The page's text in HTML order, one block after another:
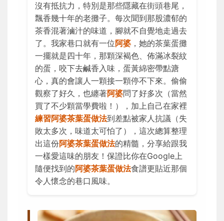
沒有抵抗力，特別是那些隱藏在街頭巷尾，
飄香幾十年的老攤子。每次聞到那股濃郁的
茶香混著滷汁的味道，腳就不自覺地走過去
了。我家巷口就有一位阿婆 ，她的茶葉蛋攤
一擺就是四十年，那顆深褐色、佈滿冰裂紋
的蛋，咬下去鹹香入味，蛋黃綿密帶點溏
心，真的會讓人一顆接一顆停不下來。偷偷
觀察了好久，也纏著阿婆問了好多次（當然
買了不少顆當學費啦！），加上自己在家裡
練習阿婆茶葉蛋做法到差點被家人抗議（失
敗太多次，味道太可怕了），這次總算整理
出這份阿婆茶葉蛋做法的精髓，分享給跟我
一樣愛這味的朋友！保證比你在Google上
隨便找到的阿婆茶葉蛋做法食譜更貼近那個
令人懷念的巷口風味。